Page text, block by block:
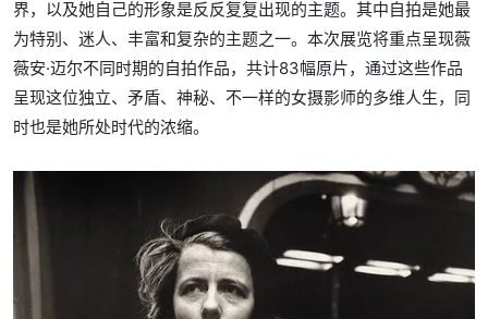
界，以及她自己的形象是反反复复出现的主题。其中自拍是她最
为特别、迷人、丰富和复杂的主题之一。本次展览将重点呈现薇
薇安·迈尔不同时期的自拍作品，共计83幅原片，通过这些作品
呈现这位独立、矛盾、神秘、不一样的女摄影师的多维人生，同
时也是她所处时代的浓缩。